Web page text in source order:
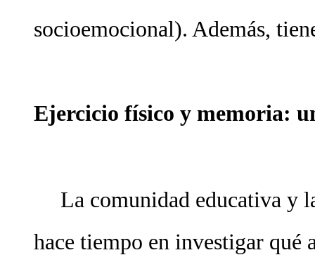
socioemocional). Además,
Ejercicio físico y memoria:
La comunidad educativa y
hace tiempo en investigar qué